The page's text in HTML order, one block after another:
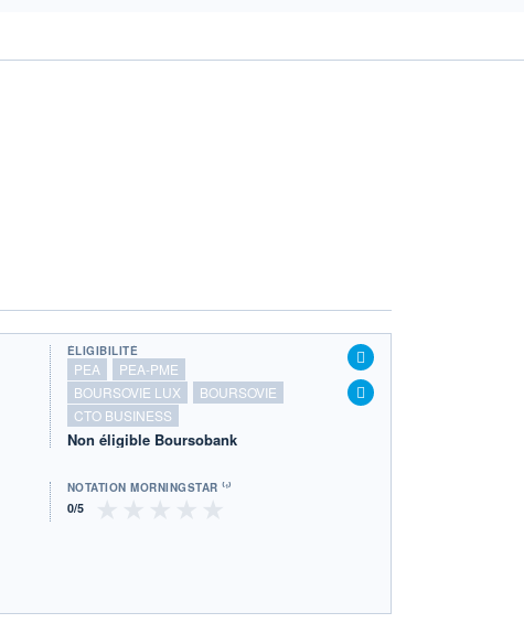
ÉLIGIBILITÉ
PEA
PEA-PME
BOURSOVIE LUX
BOURSOVIE
CTO BUSINESS
Non éligible Boursobank
NOTATION MORNINGSTAR ⁽¹⁾